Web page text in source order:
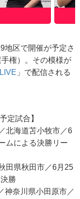
区で開催が予定さ
権）。その模様が
」で配信される
定試合】
北海道苫小牧市／6
ムによる決勝リー
田県秋田市／6月25
勝
神奈川県小田原市／